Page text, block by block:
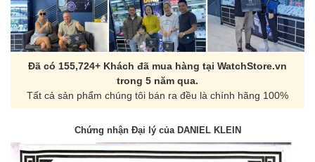
Đã có 155,724+ Khách đã mua hàng tại WatchStore.vn
trong 5 năm qua.
Tất cả sản phẩm chúng tôi bán ra đều là chính hãng 100%
Chứng nhận Đại lý của DANIEL KLEIN